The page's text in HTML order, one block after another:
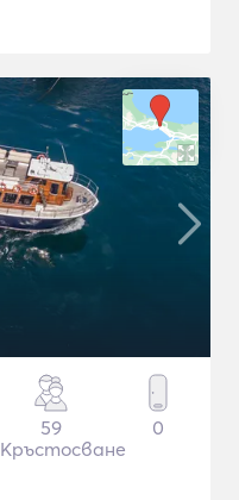
59
Кръстосване
0